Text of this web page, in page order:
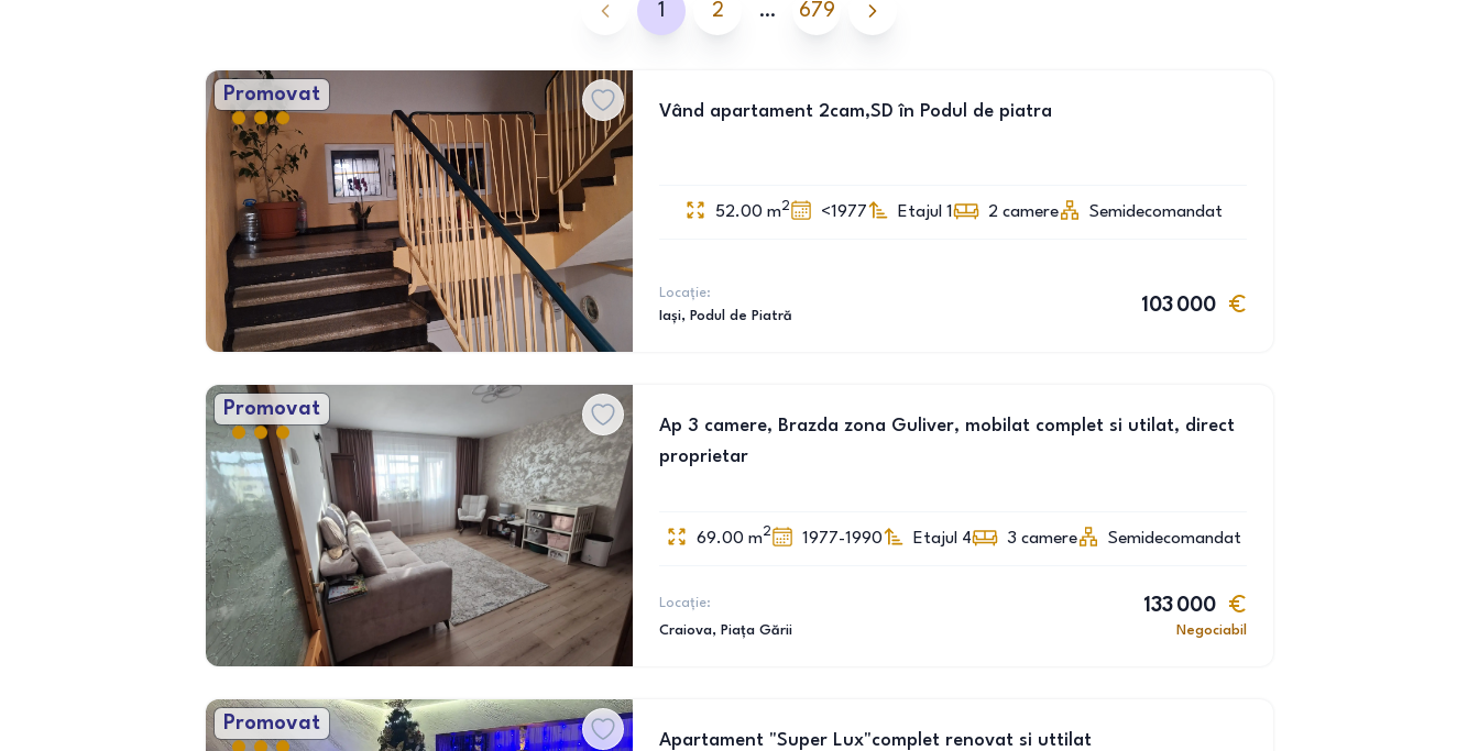
1 2 … 679
Promovat
Vând apartament 2cam,SD în Podul de piatra
52.00 m2 <1977 Etajul 1 2 camere Semidecomandat
Locație:
Iași, Podul de Piatră
103 000
Promovat
Ap 3 camere, Brazda zona Guliver, mobilat complet si utilat, direct
proprietar
69.00 m2 1977-1990 Etajul 4 3 camere Semidecomandat
Locație:
Craiova, Piața Gării
133 000
Negociabil
Promovat
Apartament "Super Lux"complet renovat si uttilat